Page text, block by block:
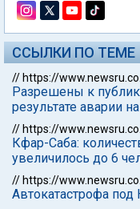
ССЫЛКИ ПО ТЕМЕ
// https://
Разрешены к
результате аварии
// https://
Кфар-Саба:
увеличилось до 6
// https://
Автокатастрофа